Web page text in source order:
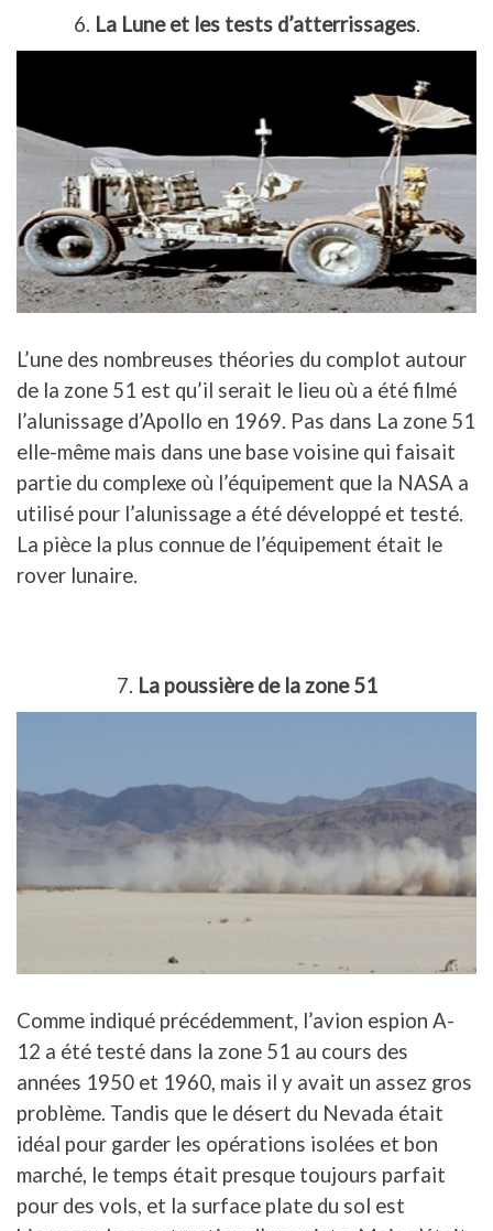
6. La Lune et les tests d’atterrissages.
L’une des nombreuses théories du complot autour
de la zone 51 est qu’il serait le lieu où a été filmé
l’alunissage d’Apollo en 1969. Pas dans La zone 51
elle-même mais dans une base voisine qui faisait
partie du complexe où l’équipement que la NASA a
utilisé pour l’alunissage a été développé et testé.
La pièce la plus connue de l’équipement était le
rover lunaire.
7. La poussière de la zone 51
Comme indiqué précédemment, l’avion espion A-
12 a été testé dans la zone 51 au cours des
années 1950 et 1960, mais il y avait un assez gros
problème. Tandis que le désert du Nevada était
idéal pour garder les opérations isolées et bon
marché, le temps était presque toujours parfait
pour des vols, et la surface plate du sol est